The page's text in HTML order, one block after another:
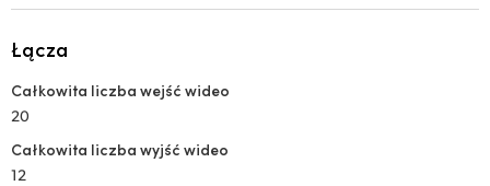
New Zealand
Łącza
Całkowita liczba wejść wideo
20
Całkowita liczba wyjść wideo
12